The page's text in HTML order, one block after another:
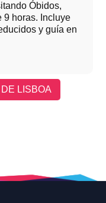
Óbidos,
9 horas. Incluye
y guía en
LISBOA